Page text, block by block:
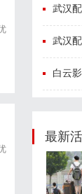
武汉
武汉
白云影
最新